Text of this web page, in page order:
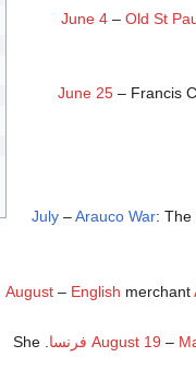
June 4– Old St
June 25– Francis
July–Arauco War: The
August– English merchant
August 19 – فرنسا . She